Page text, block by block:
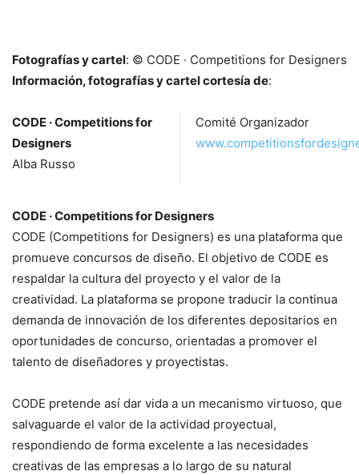
Fotografías y cartel: © CODE · Competitions for Designers
Información, fotografías y cartel cortesía de:
CODE · Competitions for
Designers
Alba Russo
Comité Organizador
CODE · Competitions for Designers
CODE (Competitions for Designers) es una plataforma que
promueve concursos de diseño. El objetivo de CODE es
respaldar la cultura del proyecto y el valor de la
creatividad. La plataforma se propone traducir la continua
demanda de innovación de los diferentes depositarios en
oportunidades de concurso, orientadas a promover el
talento de diseñadores y proyectistas.
CODE pretende así dar vida a un mecanismo virtuoso, que
salvaguarde el valor de la actividad proyectual,
respondiendo de forma excelente a las necesidades
creativas de las empresas a lo largo de su natural